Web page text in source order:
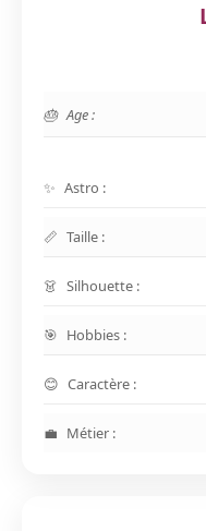
Age :
Astro :
Taille :
Silhouette :
Hobbies :
Caractère :
Métier :